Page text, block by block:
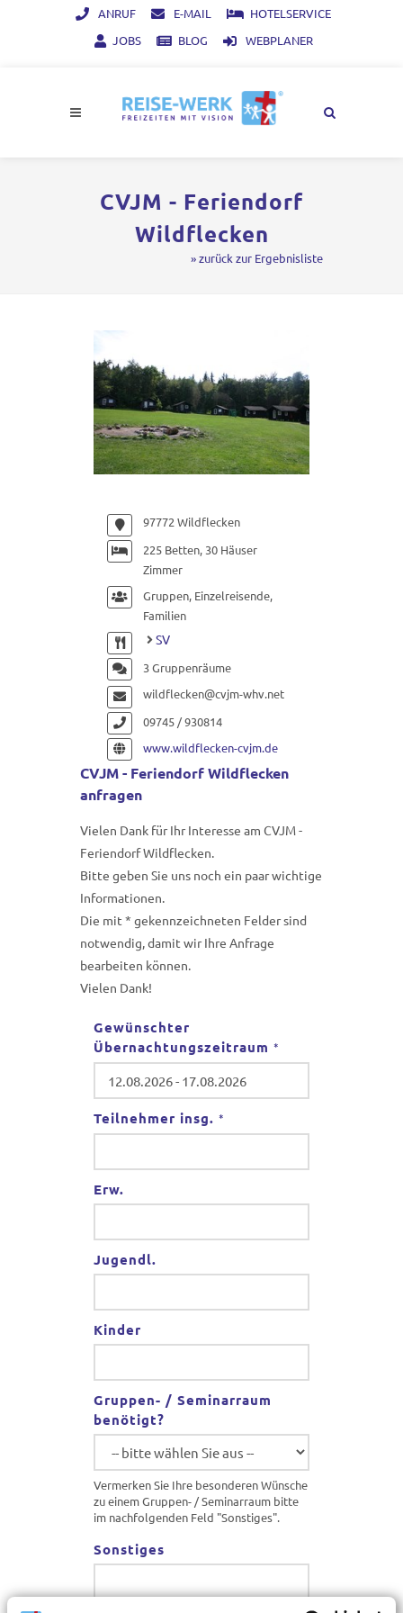
ANRUF E-MAIL
HOTELSERVICE
JOBS
BLOG WEBPLANER
CVJM - Feriendorf
Wildflecken
» zurück zur Ergebnisliste
97772 Wildflecken
225 Betten, 30 Häuser
Zimmer
Gruppen, Einzelreisende,
Familien
SV
3 Gruppenräume
wildflecken@cvjm-whv.net
09745 / 930814
www.wildflecken-cvjm.de
CVJM - Feriendorf Wildflecken
anfragen
Vielen Dank für Ihr Interesse am CVJM -
Feriendorf Wildflecken.
Bitte geben Sie uns noch ein paar wichtige
Informationen.
Die mit * gekennzeichneten Felder sind
notwendig, damit wir Ihre Anfrage
bearbeiten können.
Vielen Dank!
Gewünschter
Übernachtungszeitraum *
Teilnehmer insg. *
Erw.
Jugendl.
Kinder
Gruppen- / Seminarraum
benötigt?
Vermerken Sie Ihre besonderen Wünsche
zu einem Gruppen- / Seminarraum bitte
im nachfolgenden Feld "Sonstiges".
Sonstiges